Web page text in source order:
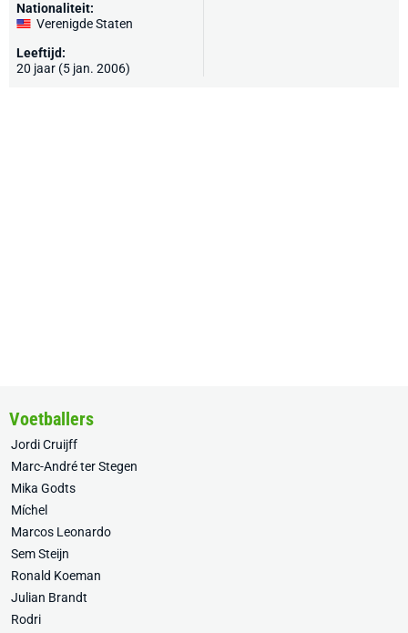
Nationaliteit:
Verenigde Staten
Leeftijd:
20 jaar (5 jan. 2006)
Voetballers
Jordi Cruijff
Marc-André ter Stegen
Mika Godts
Míchel
Marcos Leonardo
Sem Steijn
Ronald Koeman
Julian Brandt
Rodri